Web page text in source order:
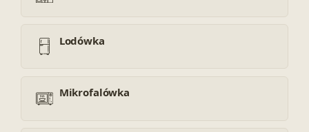
Lodówka
Mikrofalówka